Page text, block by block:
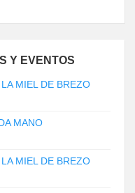
Y EVENTOS
MIEL DE BREZO
MANO
MIEL DE BREZO